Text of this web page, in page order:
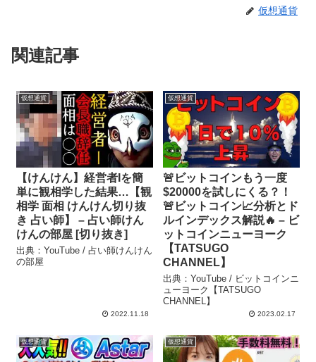
仮想通貨
関連記事
仮想通貨
【けんけん】経営者Iを簡
単に観相学した結果…【観
相学 面相 けんけん切り抜
き 占い師】 – 占い師けん
けんの部屋 [切り抜き]
出典：YouTube / 占い師けんけん
の部屋
2022.11.18
仮想通貨
🚨ビットコインもう一度
$20000を試しにくる？！
🚨ビットコイン📈分析とド
ルインデックス解説🔥 – ビ
ットコインニューヨーク
【TATSUGO
CHANNEL】
出典：YouTube / ビットコインニ
ューヨーク【TATSUGO
CHANNEL】
2023.02.17
仮想通貨 仮想通貨